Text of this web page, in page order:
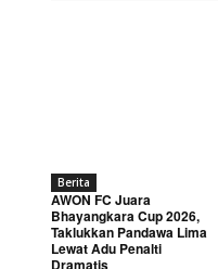
Berita
AWON FC Juara
Bhayangkara Cup 2026,
Taklukkan Pandawa Lima
Lewat Adu Penalti
Dramatis